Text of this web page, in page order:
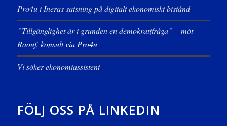
Pro4u i Ineras satsning på digitalt ekonomiskt bistånd
”Tillgänglighet är i grunden en demokratifråga” – möt
Raouf, konsult via Pro4u
Vi söker ekonomiassistent
FÖLJ OSS PÅ LINKEDIN